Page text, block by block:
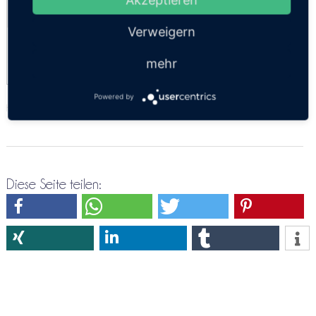
Kosten:EUR 309.80 Dauer:10h
https://thailandsun.12go.asia/de/travel/koh-chang/Ubon Ratchathani/?z=416557
Diese Seite teilen:
Verweigern
mehr
Powered by